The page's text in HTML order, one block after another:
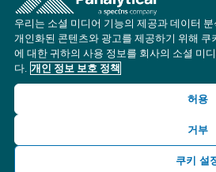
우리는 소셜 미디어 기능의 제공과 데이터
개인화된 콘텐츠와 광고를 제공하기 위해
에 대한 귀하의 사용 정보를 회사의 소셜 미
다. 개인 정보 보호 정책
허용
거부
쿠키 설